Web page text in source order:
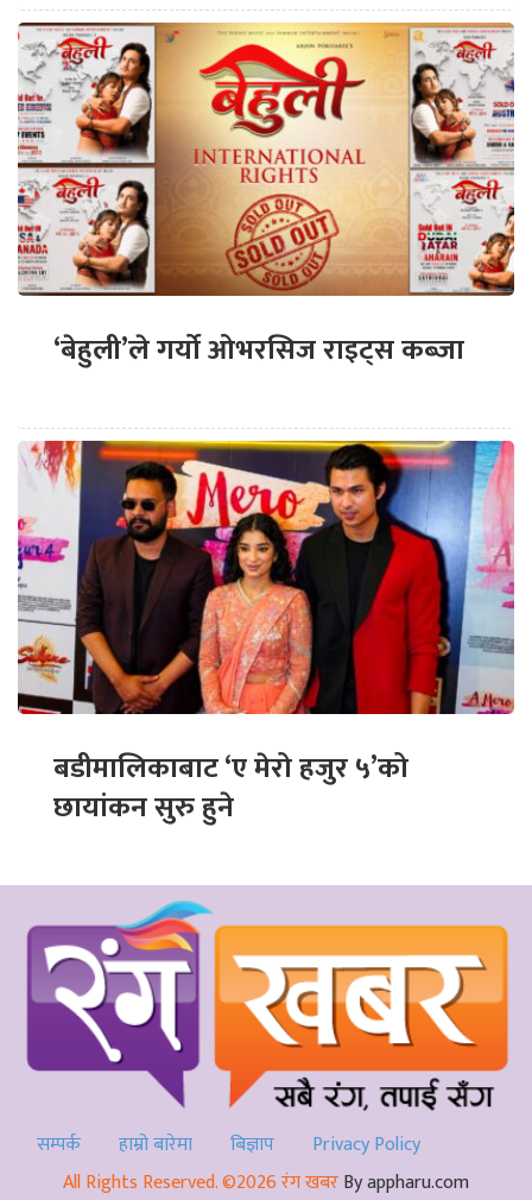
‘बेहुली’ले गर्यो ओभरसिज राइट्स कब्जा
बडीमालिकाबाट ‘ए मेरो हजुर ५’को
छायांकन सुरु हुने
सम्पर्क हाम्रो बारेमा बिज्ञाप
Privacy Policy
All Rights Reserved. ©2026 रंग खबरBy appharu.com